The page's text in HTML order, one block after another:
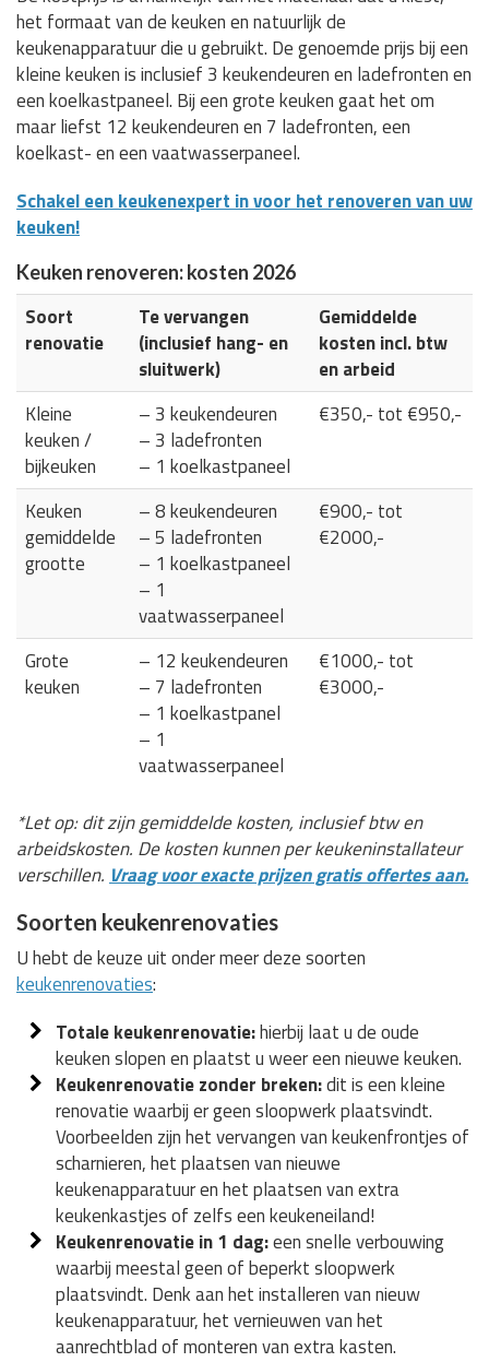
het formaat van de keuken en natuurlijk de
keukenapparatuur die u gebruikt. De genoemde prijs bij een
kleine keuken is inclusief 3 keukendeuren en ladefronten en
een koelkastpaneel. Bij een grote keuken gaat het om
maar liefst 12 keukendeuren en 7 ladefronten, een
koelkast- en een vaatwasserpaneel.
Schakel een keukenexpert in voor het renoveren van uw
keuken!
Keuken renoveren: kosten 2026
Soort
renovatie
Te vervangen
(inclusief hang- en
sluitwerk)
Gemiddelde
kosten incl. btw
en arbeid
Kleine
keuken /
bijkeuken
– 3 keukendeuren
– 3 ladefronten
– 1 koelkastpaneel
€350,- tot €950,-
Keuken
gemiddelde
grootte
– 8 keukendeuren
– 5 ladefronten
– 1 koelkastpaneel
– 1
vaatwasserpaneel
€900,- tot
€2000,-
Grote
keuken
– 12 keukendeuren
– 7 ladefronten
– 1 koelkastpanel
– 1
vaatwasserpaneel
€1000,- tot
€3000,-
*Let op: dit zijn gemiddelde kosten, inclusief btw en
arbeidskosten. De kosten kunnen per keukeninstallateur
verschillen. Vraag voor exacte prijzen gratis offertes aan.
Soorten keukenrenovaties
U hebt de keuze uit onder meer deze soorten
keukenrenovaties:
Totale keukenrenovatie:hierbij laat u de oude
keuken slopen en plaatst u weer een nieuwe keuken.
Keukenrenovatie zonder breken:dit is een kleine
renovatie waarbij er geen sloopwerk plaatsvindt.
Voorbeelden zijn het vervangen van keukenfrontjes of
scharnieren, het plaatsen van nieuwe
keukenapparatuur en het plaatsen van extra
keukenkastjes of zelfs een keukeneiland!
Keukenrenovatie in 1 dag:een snelle verbouwing
waarbij meestal geen of beperkt sloopwerk
plaatsvindt. Denk aan het installeren van nieuw
keukenapparatuur, het vernieuwen van het
aanrechtblad of monteren van extra kasten.